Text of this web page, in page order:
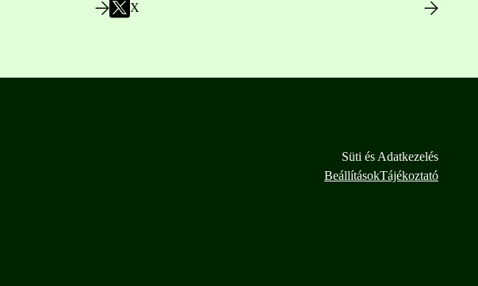
X
Süti és Adatkezelés
BeállításokTájékoztató